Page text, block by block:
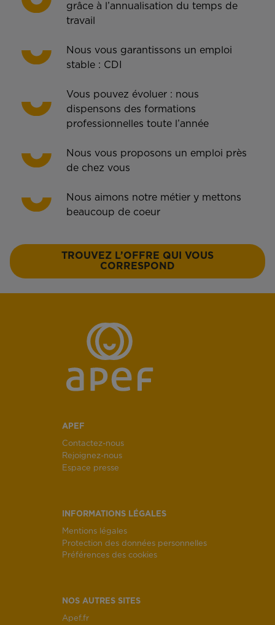
grâce à l’annualisation du temps de
travail
Nous vous garantissons un emploi
stable : CDI
Vous pouvez évoluer : nous
dispensons des formations
professionnelles toute l’année
Nous vous proposons un emploi près
de chez vous
Nous aimons notre métier y mettons
beaucoup de coeur
TROUVEZ L’OFFRE QUI VOUS
CORRESPOND
APEF
Contactez-nous
Rejoignez-nous
Espace presse
INFORMATIONS LÉGALES
Mentions légales
Protection des données personnelles
Préférences des cookies
NOS AUTRES SITES
Apef.fr